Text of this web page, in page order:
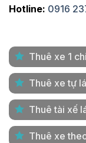
Hotline: 0916
Thuê xe 1
Thuê xe tự
Thuê tài xế
Thuê xe